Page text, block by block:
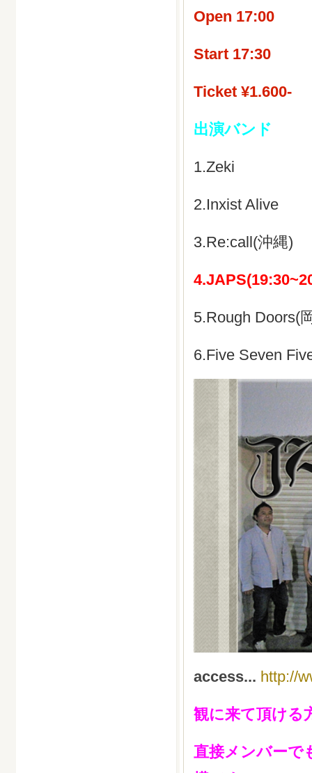
Open 17:00
Start 17:30
Ticket ¥1.600-
出演バンド
1.Zeki
2.Inxist Alive
3.Re:call(沖縄)
5.Rough Doors(
6.Five Seven
access... http://
観に来て頂ける
直接メンバーで